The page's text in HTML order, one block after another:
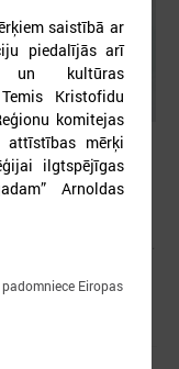
par
kas pulcē vairāk
klimata ekspertus un
saistībā ar
piedalījās arī
un kultūras
Kristofidu
komitejas
attīstības mērķi
ilgtspējīgas
Arnoldas
Eiropas